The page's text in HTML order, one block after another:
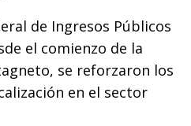
de Ingresos Públicos
el comienzo de la
se reforzaron los
en el sector